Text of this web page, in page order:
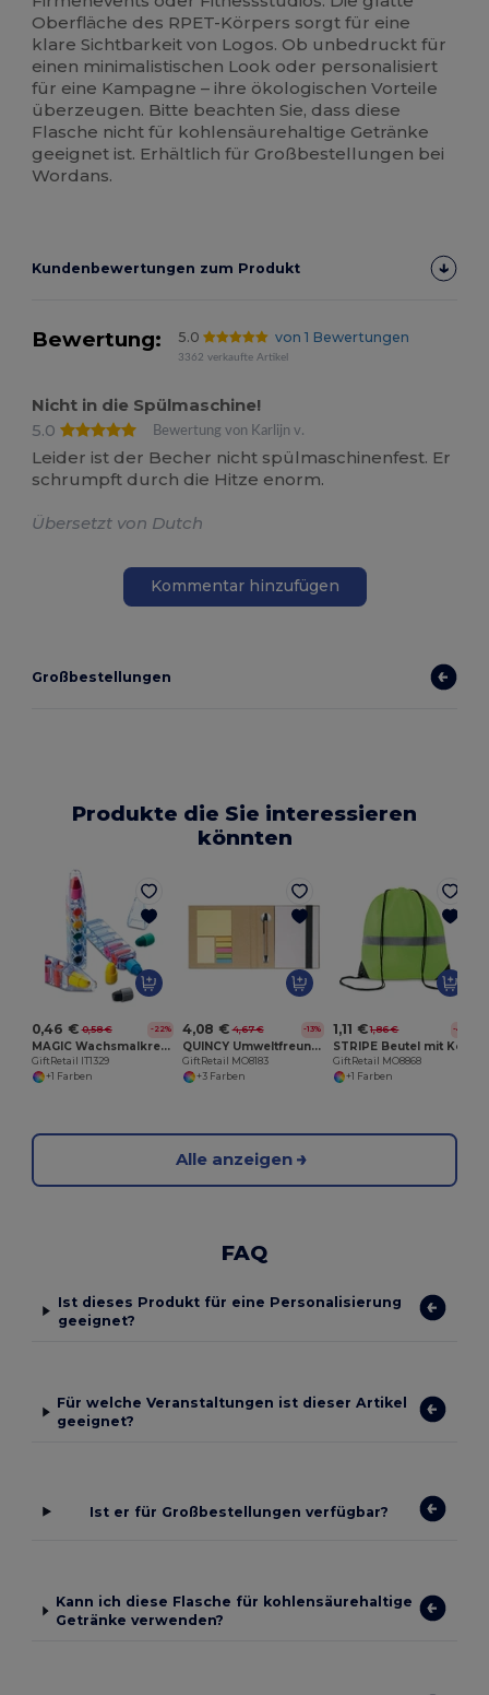
Oberfläche des RPET-Körpers sorgt für eine
klare Sichtbarkeit von Logos. Ob unbedruckt für
einen minimalistischen Look oder personalisiert
für eine Kampagne – ihre ökologischen Vorteile
überzeugen. Bitte beachten Sie, dass diese
Flasche nicht für kohlensäurehaltige Getränke
geeignet ist. Erhältlich für Großbestellungen bei
Wordans.
Kundenbewertungen zum Produkt
Bewertung: 5.0 von 1 Bewertungen
3362 verkaufte Artikel
Nicht in die Spülmaschine!
5.0
Bewertung von Karlijn v.
Leider ist der Becher nicht spülmaschinenfest. Er
schrumpft durch die Hitze enorm.
Übersetzt von Dutch
Kommentar hinzufügen
Großbestellungen
Produkte die Sie interessieren
könnten
0,46 € 0,58 € -22%
MAGIC Wachsmalkreide
GiftRetail IT1329
+1 Farben
4,08 € 4,67 € -13%
QUINCY Umweltfreundliches Notizbuch Set mit Stift
GiftRetail MO8183
+3 Farben
1,11 € 1,86 € -41%
GiftRetail MO8868
+1 Farben
Alle anzeigen
FAQ
Ist dieses Produkt für eine Personalisierung
geeignet?
Für welche Veranstaltungen ist dieser Artikel
geeignet?
Ist er für Großbestellungen verfügbar?
Kann ich diese Flasche für kohlensäurehaltige
Getränke verwenden?